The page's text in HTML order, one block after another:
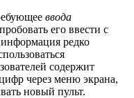
ввода
его ввести с
редко
содержит
через меню экрана,
новый пульт.